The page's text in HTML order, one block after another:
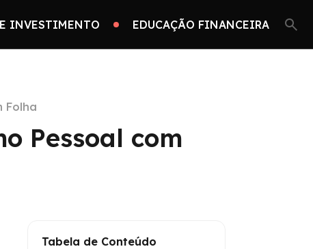
INVESTIMENTO EDUCAÇÃO FINANCEIRA
Folha
Pessoal com
Tabela de Conteúdo